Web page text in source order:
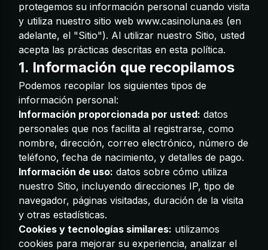
protegemos su información personal cuando visita
y utiliza nuestro sitio web www.casinoluna.es (en
adelante, el "Sitio"). Al utilizar nuestro Sitio, usted
acepta las prácticas descritas en esta política.
1. Información que recopilamos
Podemos recopilar los siguientes tipos de
información personal:
Información proporcionada por usted: datos
personales que nos facilita al registrarse, como
nombre, dirección, correo electrónico, número de
teléfono, fecha de nacimiento, y detalles de pago.
Información de uso: datos sobre cómo utiliza
nuestro Sitio, incluyendo direcciones IP, tipo de
navegador, páginas visitadas, duración de la visita
y otras estadísticas.
Cookies y tecnologías similares: utilizamos
cookies para mejorar su experiencia, analizar el